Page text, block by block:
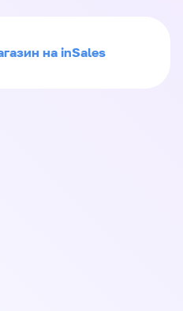
на inSales